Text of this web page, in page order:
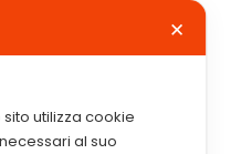
✕
sito utilizza cookie
al suo